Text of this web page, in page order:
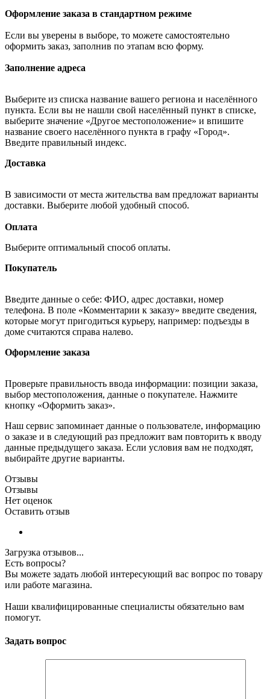
Оформление заказа в стандартном режиме
Если вы уверены в выборе, то можете самостоятельно
оформить заказ, заполнив по этапам всю форму.
Заполнение адреса
Выберите из списка название вашего региона и населённого
пункта. Если вы не нашли свой населённый пункт в списке,
выберите значение «Другое местоположение» и впишите
название своего населённого пункта в графу «Город».
Введите правильный индекс.
Доставка
В зависимости от места жительства вам предложат варианты
доставки. Выберите любой удобный способ.
Оплата
Выберите оптимальный способ оплаты.
Покупатель
Введите данные о себе: ФИО, адрес доставки, номер
телефона. В поле «Комментарии к заказу» введите сведения,
которые могут пригодиться курьеру, например: подъезды в
доме считаются справа налево.
Оформление заказа
Проверьте правильность ввода информации: позиции заказа,
выбор местоположения, данные о покупателе. Нажмите
кнопку «Оформить заказ».
Наш сервис запоминает данные о пользователе, информацию
о заказе и в следующий раз предложит вам повторить к вводу
данные предыдущего заказа. Если условия вам не подходят,
выбирайте другие варианты.
Отзывы
Отзывы
Нет оценок
Оставить отзыв
Загрузка отзывов...
Есть вопросы?
Вы можете задать любой интересующий вас вопрос по товару
или работе магазина.
Наши квалифицированные специалисты обязательно вам
помогут.
Задать вопрос